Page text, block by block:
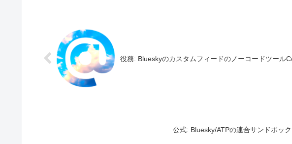
役務: Blueskyのカスタムフィードのノーコードツール
公式: Bluesky/ATPの連合サンドボッ